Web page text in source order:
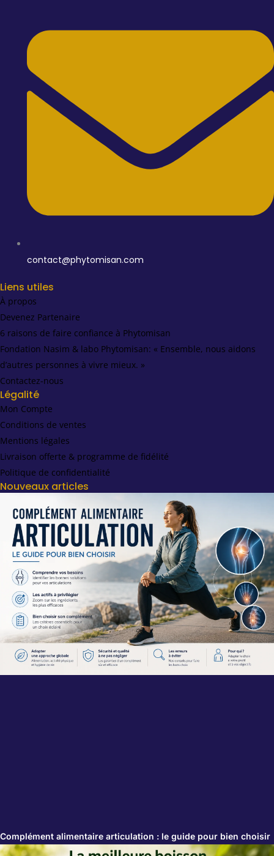
contact@phytomisan.com
Liens utiles
À propos
Devenez Partenaire
6 raisons de faire confiance à Phytomisan
Fondation Nasim & labo Phytomisan: « Ensemble, nous aidons
d’autres personnes à vivre mieux. »
Contactez-nous
Légalité
Mon Compte
Conditions de ventes
Mentions légales
Livraison offerte & programme de fidélité
Politique de confidentialité
Nouveaux articles
Complément alimentaire articulation : le guide pour bien choisir